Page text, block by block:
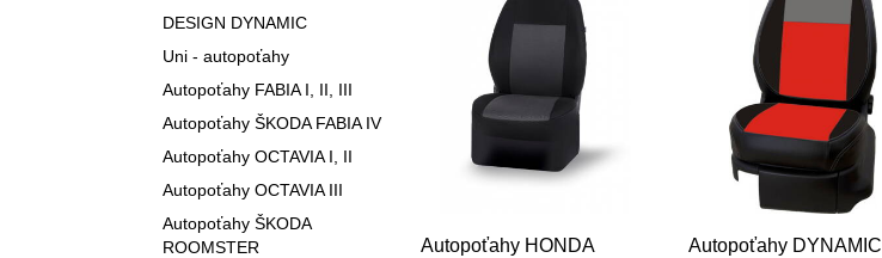
Autopoťahy HONDA
Autopoťahy DYNAMIC
DESIGN DYNAMIC
Uni - autopoťahy
Autopoťahy FABIA I, II, III
Autopoťahy ŠKODA FABIA IV
Autopoťahy OCTAVIA I, II
Autopoťahy OCTAVIA III
Autopoťahy ŠKODA
ROOMSTER